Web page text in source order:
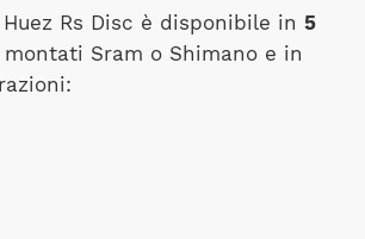
Rs Disc è disponibile in 5
Sram o Shimano e in